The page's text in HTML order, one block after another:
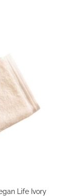
Life Ivory